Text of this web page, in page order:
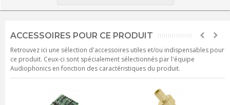
ACCESSOIRES POUR CE PRODUIT
Retrouvez ici une sélection d'accessoires utiles et/ou indispensables pour
ce produit. Ceux-ci sont spécialement sélectionnés par l'équipe
Audiophonics en fonction des caractéristiques du produit.